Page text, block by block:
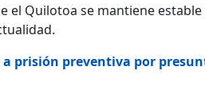
el Quilotoa se mantiene
a prisión preventiva por